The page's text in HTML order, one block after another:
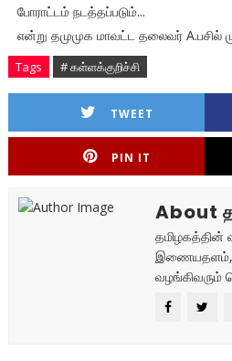
போராட்டம் நடத்தப்படும்...
என்று தமுமுக மாவட்ட தலைவர் A.பசில்
Tags # கள்ளக்குறிச்சி
TWEET
PIN IT
About
தமிழகத்தின்
இணையதளம்,
வழங்கிவரும்